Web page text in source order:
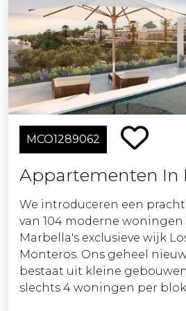
directe toegang tot een
woningen hebben grote
een indrukwekkend
uitzicht op de Middellandse
woningen worden volledig
opgeleverd, met materialen
topkwaliteit en een
afwerking, klaar om in te
omvatten ook een
woning. Privé urbanisatie
gemeenschappelijke
twee zwembaden, solarium,
tuinen en een fitnessruimte.
MCO1289062
Appartementen In
We introduceren een
van 104 moderne woningen
Marbella's exclusieve wijk
Monteros. Ons geheel
bestaat uit kleine
slechts 4 woningen per